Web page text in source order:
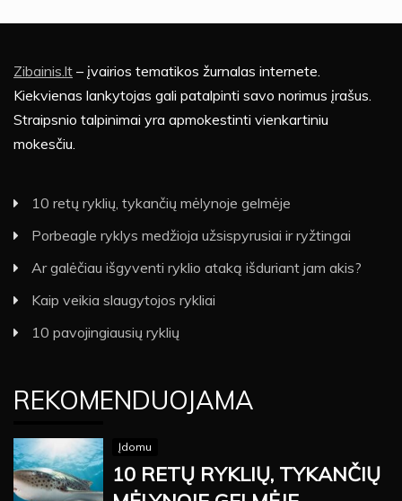
Zibainis.lt – įvairios tematikos žurnalas internete.
Kiekvienas lankytojas gali patalpinti savo norimus įrašus.
Straipsnio talpinimai yra apmokestinti vienkartiniu
mokesčiu.
10 retų ryklių, tykančių mėlynoje gelmėje
Porbeagle ryklys medžioja užsispyrusiai ir ryžtingai
Ar galėčiau išgyventi ryklio ataką išduriant jam akis?
Kaip veikia slaugytojos rykliai
10 pavojingiausių ryklių
REKOMENDUOJAMA
Įdomu
10 RETŲ RYKLIŲ, TYKANČIŲ